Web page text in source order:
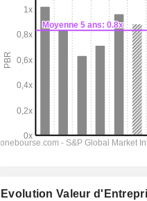
Evolution Valeur